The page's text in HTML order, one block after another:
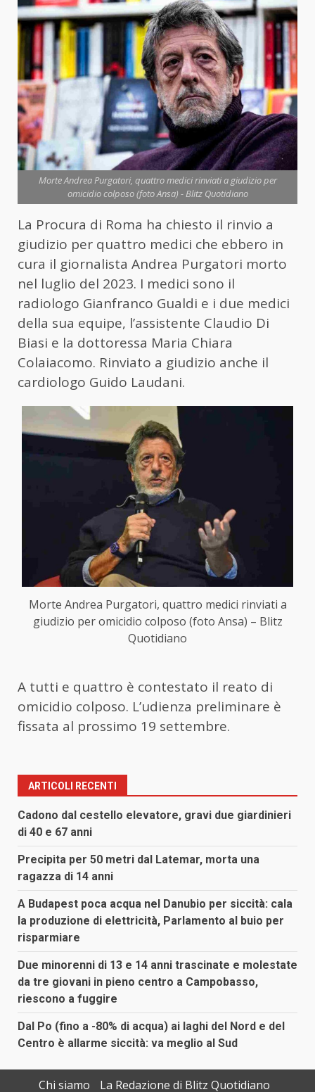
Morte Andrea Purgatori, quattro medici rinviati a giudizio per
omicidio colposo (foto Ansa) - Blitz Quotidiano
La Procura di Roma ha chiesto il rinvio a
giudizio per quattro medici che ebbero in
cura il giornalista Andrea Purgatori morto
nel luglio del 2023. I medici sono il
radiologo Gianfranco Gualdi e i due medici
della sua equipe, l’assistente Claudio Di
Biasi e la dottoressa Maria Chiara
Colaiacomo. Rinviato a giudizio anche il
cardiologo Guido Laudani.
Morte Andrea Purgatori, quattro medici rinviati a
giudizio per omicidio colposo (foto Ansa) – Blitz
Quotidiano
A tutti e quattro è contestato il reato di
omicidio colposo. L’udienza preliminare è
fissata al prossimo 19 settembre.
ARTICOLI RECENTI
Cadono dal cestello elevatore, gravi due giardinieri
di 40 e 67 anni
Precipita per 50 metri dal Latemar, morta una
ragazza di 14 anni
A Budapest poca acqua nel Danubio per siccità: cala
la produzione di elettricità, Parlamento al buio per
risparmiare
Due minorenni di 13 e 14 anni trascinate e molestate
da tre giovani in pieno centro a Campobasso,
riescono a fuggire
Dal Po (fino a -80% di acqua) ai laghi del Nord e del
Centro è allarme siccità: va meglio al Sud
Chi siamo La Redazione di Blitz Quotidiano